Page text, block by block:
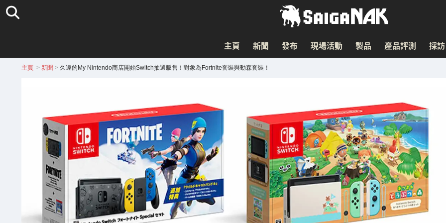
主頁 新聞 發布 現場活動 製品 產品評測 採訪
主頁 > 新聞 > 久違的My Nintendo商店開始Switch抽選販售！對象為Fortnite套裝與動森套裝！